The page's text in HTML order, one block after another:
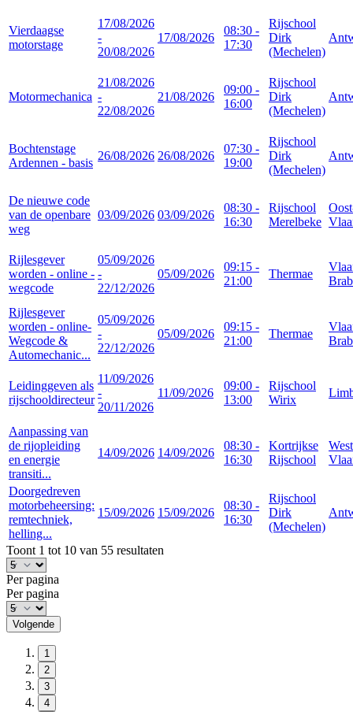
Vierdaagse
motorstage
17/08/2026
-
20/08/2026
17/08/2026
08:30 -
17:30
Rijschool
Dirk
(Mechelen)
Motormechanica
21/08/2026
-
22/08/2026
21/08/2026
09:00 -
16:00
Rijschool
Dirk
(Mechelen)
Bochtenstage
Ardennen - basis
26/08/2026 26/08/2026
07:30 -
19:00
Rijschool
Dirk
(Mechelen)
De nieuwe code
van de openbare
weg
03/09/2026 03/09/2026
08:30 -
16:30
Rijschool
Merelbeke
Rijlesgever
worden - online -
wegcode
05/09/2026
-
22/12/2026
05/09/2026
09:15 -
21:00
Thermae
Rijlesgever
worden - online-
Wegcode &
Automechanic...
05/09/2026
-
22/12/2026
05/09/2026
09:15 -
21:00
Thermae
Leidinggeven als
rijschooldirecteur
11/09/2026
-
20/11/2026
11/09/2026
09:00 -
13:00
Rijschool
Wirix
Aanpassing van
de rijopleiding
en energie
transiti...
14/09/2026 14/09/2026
08:30 -
16:30
Kortrijkse
Rijschool
Doorgedreven
motorbeheersing:
remtechniek,
helling...
15/09/2026 15/09/2026
08:30 -
16:30
Rijschool
Dirk
(Mechelen)
Toont 1 tot 10 van 55 resultaten
Per pagina
Per pagina
Volgende
1
2
3
4